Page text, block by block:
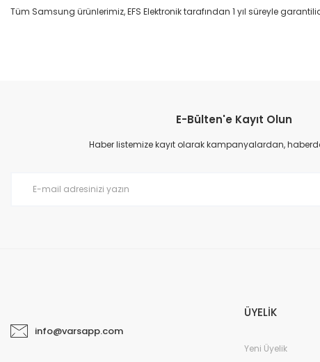
Tüm Samsung ürünlerimiz, EFS Elektronik tarafından 1 yıl süreyle
E-Bülten'e Kayıt Olun
Haber listemize kayıt olarak kampanyalardan,
info@varsapp.com
ÜYELİK
Yeni Üyelik